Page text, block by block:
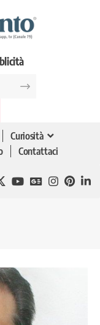
Curiosità
Contattaci